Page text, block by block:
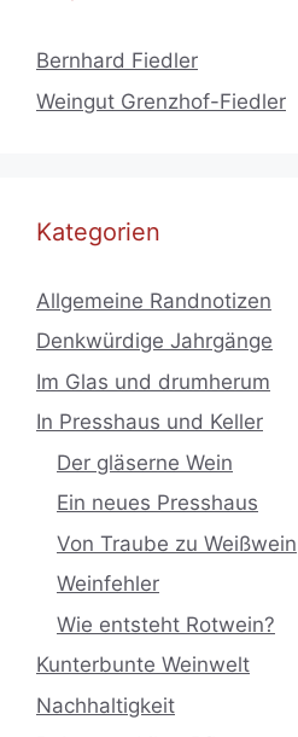
Bernhard Fiedler
Weingut Grenzhof-Fiedler
Kategorien
Allgemeine Randnotizen
Denkwürdige Jahrgänge
Im Glas und drumherum
In Presshaus und Keller
Der gläserne Wein
Ein neues Presshaus
Von Traube zu Weißwein
Weinfehler
Wie entsteht Rotwein?
Kunterbunte Weinwelt
Nachhaltigkeit